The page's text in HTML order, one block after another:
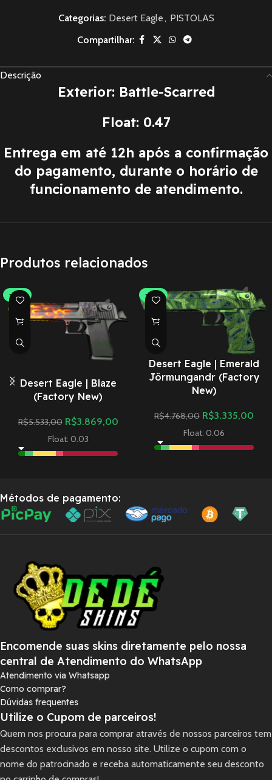
Categorias: Desert Eagle, PISTOLAS
Compartilhar:
Descrição
Exterior: Battle-Scarred
Float: 0.47
Entrega em até 12h após a confirmação
do pagamento, durante o horário de
funcionamento de atendimento.
Produtos relacionados
-30%
Desert Eagle | Blaze
(Factory New)
R$5.533,00 R$3.869,00
Float: 0.03
-30%
Desert Eagle | Emerald
Jörmungandr (Factory
New)
R$4.768,00 R$3.335,00
Float: 0.06
Métodos de pagamento:
Encomende suas skins diretamente pelo nossa
central de Atendimento do WhatsApp
Atendimento via Whatsapp
Como comprar?
Dúvidas frequentes
Utilize o Cupom de parceiros!
Quem nos procura para comprar através de nossos parceiros tem
descontos exclusivos em nosso site. Utilize o cupom com o
nome do patrocinado e receba automaticamente seu desconto